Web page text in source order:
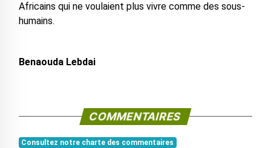
Africains qui ne voulaient plus vivre comme des sous-
humains.
Benaouda Lebdai
COMMENTAIRES
Consultez notre charte des commentaires